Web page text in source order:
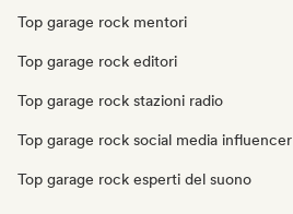
Top garage rock mentori
Top garage rock editori
Top garage rock stazioni radio
Top garage rock social media influencer
Top garage rock esperti del suono